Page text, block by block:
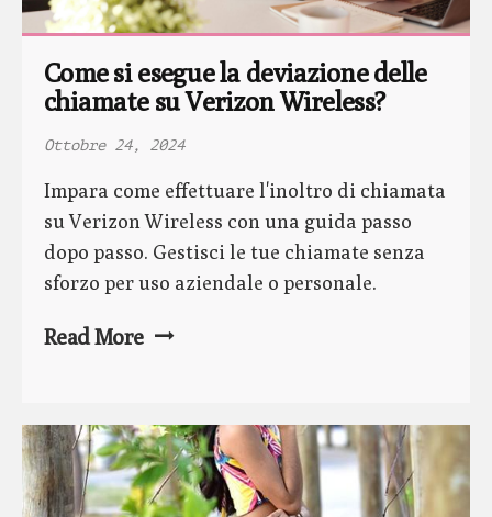
Come si esegue la deviazione delle
chiamate su Verizon Wireless?
Ottobre 24, 2024
Impara come effettuare l'inoltro di chiamata
su Verizon Wireless con una guida passo
dopo passo. Gestisci le tue chiamate senza
sforzo per uso aziendale o personale.
Read More